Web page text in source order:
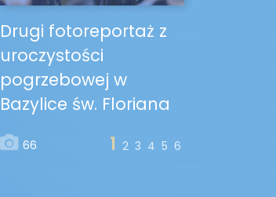
Drugi fotoreportaż z
uroczystości
pogrzebowej w
Bazylice św. Floriana
66 1 2 3 4 5 6